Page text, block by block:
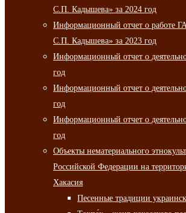
С.П. Кадышева» за 2024 год
Информационный отчет о работе
С.П. Кадышева» за 2023 год
Информационный отчет о
год
Информационный отчет о
год
Информационный отчет о
год
Объекты нематериального
Российской Федерации на
Хакасия
Песенные традиции